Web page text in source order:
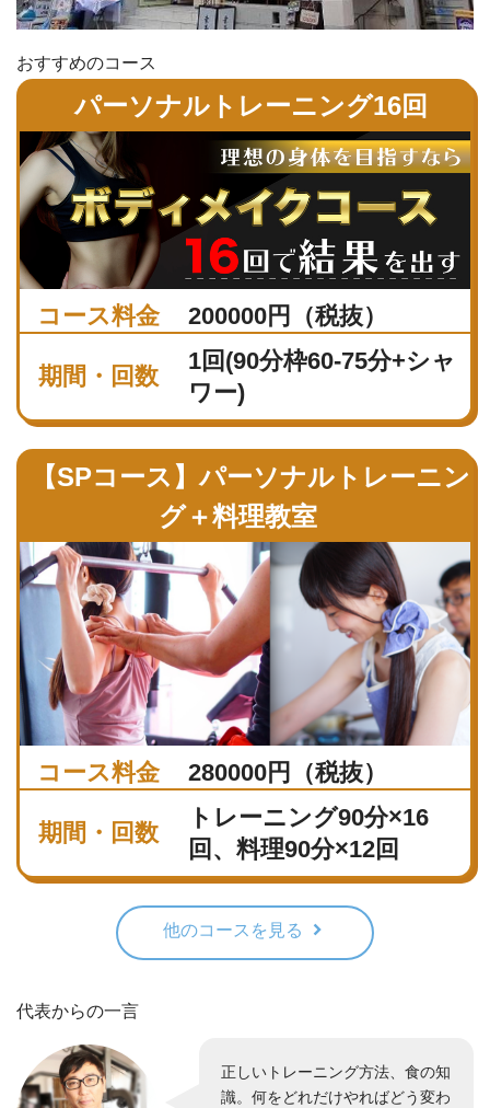
おすすめのコース
パーソナルトレーニング16回
コース料金 200000円（税抜）
期間・回数
1回(90分枠60-75分+シャ
ワー)
【SPコース】パーソナルトレーニン
グ＋料理教室
コース料金 280000円（税抜）
期間・回数
トレーニング90分×16
回、料理90分×12回
他のコースを見る
代表からの一言
正しいトレーニング方法、食の知
識。何をどれだけやればどう変わ